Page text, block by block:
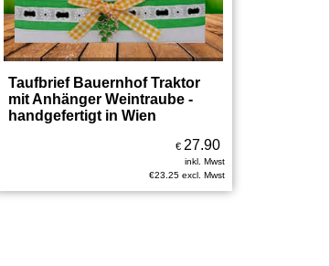
Taufbrief Bauernhof Traktor
mit Anhänger Weintraube -
handgefertigt in Wien
€ 27.90
inkl. Mwst
€23.25 excl. Mwst